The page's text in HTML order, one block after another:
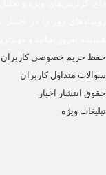
حفظ حریم خصوصی کاربران
سوالات متداول کاربران
حقوق انتشار اخبار
تبلیغات ویژه